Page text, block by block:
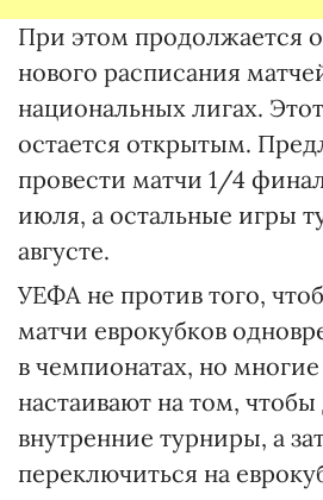
При этом продолжается
нового расписания
национальных лигах.
остается открытым.
провести матчи 1/4
июля, а остальные игры
августе.
УЕФА не против того,
матчи еврокубков
в чемпионатах, но
настаивают на том, чтобы
внутренние турниры, а
переключиться на